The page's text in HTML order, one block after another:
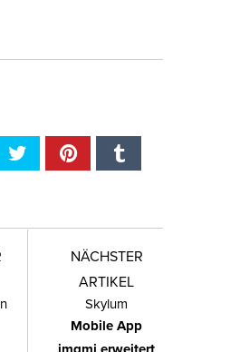
NÄCHSTER
ARTIKEL
Skylum
Mobile App